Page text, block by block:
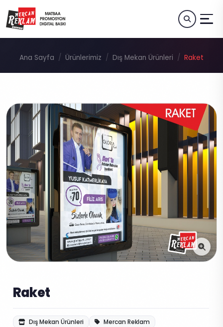
Ana Sayfa Ürünlerimiz Dış Mekan Ürünleri Raket
Raket
Dış Mekan Ürünleri Mercan Reklam